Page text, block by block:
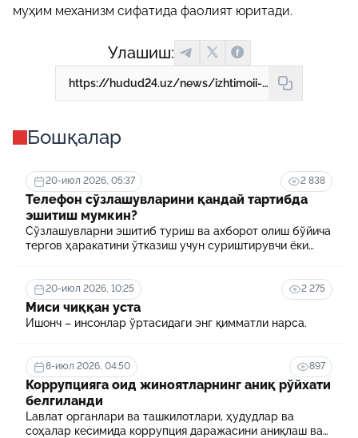
муҳим механизм сифатида фаолият юритади.
Улашиш:
https://hudud24.uz/news/izhtimoii-mekhnat-masalalari-buiicha-komissiialarning-vakolatlariga-nimalar-kiradi
Бошқалар
20-июл 2026, 05:37 2 838
Телефон сўзлашувларини қандай тартибда
эшитиш мумкин?
Сўзлашувларни эшитиб туриш ва ахборот олиш бўйича
тергов ҳаракатини ўтказиш учун суриштирувчи ёки
20-июл 2026, 10:25 2 275
Миси чиққан уста
Ишонч – инсонлар ўртасидаги энг қимматли нарса.
8-июл 2026, 04:50 897
Коррупцияга оид жиноятларнинг аниқ рўйхати
белгиланди
Lавлат органлари ва ташкилотлари, ҳудудлар ва
соҳалар кесимида коррупция даражасини аниқлаш ва